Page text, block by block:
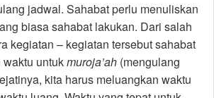
jadwal. Sahabat perlu menuliskan
biasa sahabat lakukan. Dari salah
kegiatan – kegiatan tersebut sahabat
untukmuroja’ah (mengulang
kita harus meluangkan waktu